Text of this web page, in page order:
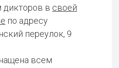
в своей
по адресу
переулок, 9
всем